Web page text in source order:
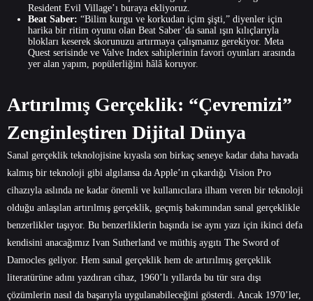
Resident Evil Village’ı buraya ekliyoruz.
Beat Saber: “Bilim kurgu ve korkudan içim şişti,” diyenler için
harika bir ritim oyunu olan Beat Saber’da sanal ışın kılıçlarıyla
blokları keserek skorunuzu artırmaya çalışmanız gerekiyor. Meta
Quest serisinde ve Valve Index sahiplerinin favori oyunları arasında
yer alan yapım, popülerliğini hâlâ koruyor.
Artırılmış Gerçeklik: “Çevremizi”
Zenginleştiren Dijital Dünya
Sanal gerçeklik teknolojisine kıyasla son birkaç seneye kadar daha havada
kalmış bir teknoloji gibi algılansa da Apple’ın çıkardığı Vision Pro
cihazıyla aslında ne kadar önemli ve kullanıcılara ilham veren bir teknoloji
olduğu anlaşılan artırılmış gerçeklik, geçmiş bakımından sanal gerçeklikle
benzerlikler taşıyor. Bu benzerliklerin başında ise aynı yazı için ikinci defa
kendisini anacağımız Ivan Sutherland ve müthiş aygıtı The Sword of
Damocles geliyor. Hem sanal gerçeklik hem de artırılmış gerçeklik
literatürüne adını yazdıran cihaz, 1960’lı yıllarda bu tür sıra dışı
çözümlerin nasıl da başarıyla uygulanabileceğini gösterdi. Ancak 1970’ler,